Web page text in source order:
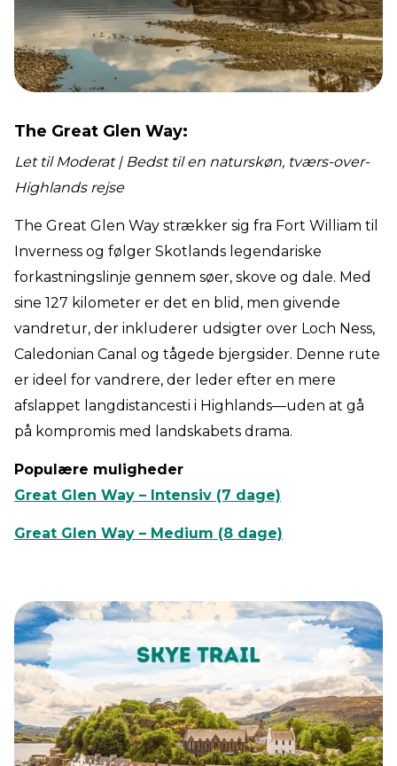
The Great Glen Way:
Let til Moderat | Bedst til en naturskøn, tværs-over-
Highlands rejse
The Great Glen Way strækker sig fra Fort William til
Inverness og følger Skotlands legendariske
forkastningslinje gennem søer, skove og dale. Med
sine 127 kilometer er det en blid, men givende
vandretur, der inkluderer udsigter over Loch Ness,
Caledonian Canal og tågede bjergsider. Denne rute
er ideel for vandrere, der leder efter en mere
afslappet langdistancesti i Highlands—uden at gå
på kompromis med landskabets drama.
Populære muligheder
Great Glen Way – Intensiv (7 dage)
Great Glen Way – Medium (8 dage)